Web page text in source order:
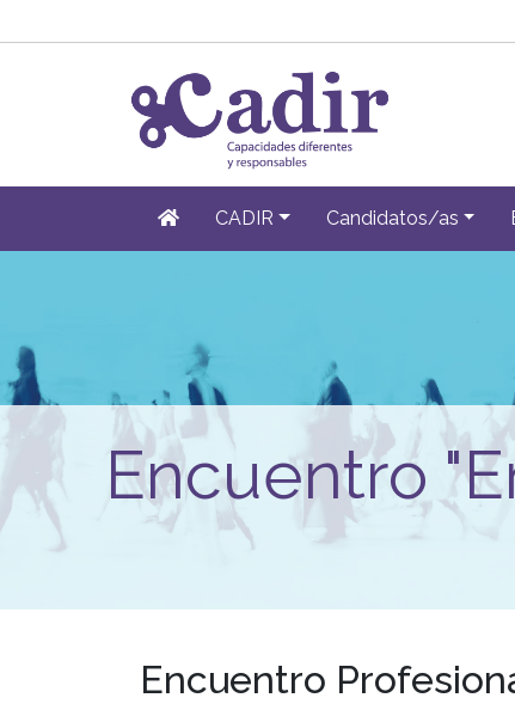
CADIR Candidatos/as
Encuentro
Encuentro